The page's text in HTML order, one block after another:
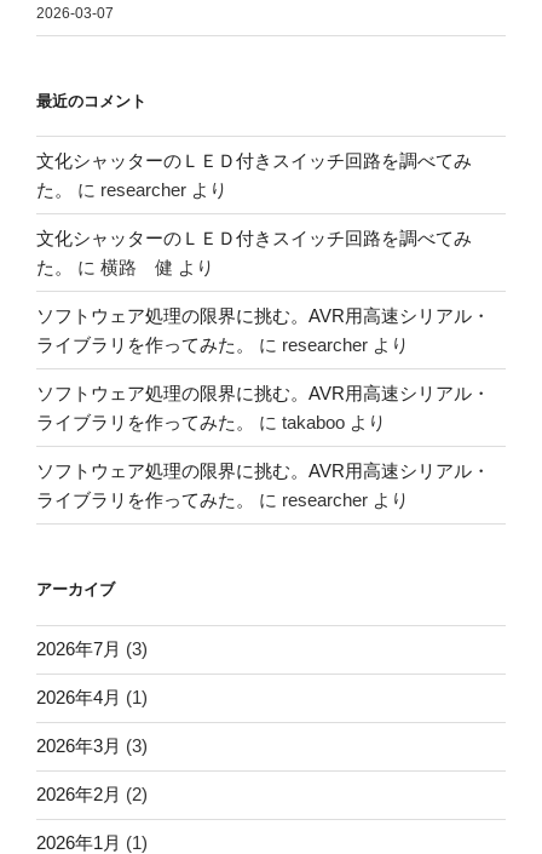
2026-03-07
最近のコメント
文化シャッターのＬＥＤ付きスイッチ回路を調べてみ
た。
に researcher より
文化シャッターのＬＥＤ付きスイッチ回路を調べてみ
た。
に 横路 健 より
ソフトウェア処理の限界に挑む。AVR用高速シリアル・
ライブラリを作ってみた。
に researcher より
ソフトウェア処理の限界に挑む。AVR用高速シリアル・
ライブラリを作ってみた。
に takaboo より
ソフトウェア処理の限界に挑む。AVR用高速シリアル・
ライブラリを作ってみた。
に researcher より
アーカイブ
2026年7月 (3)
2026年4月 (1)
2026年3月 (3)
2026年2月 (2)
2026年1月 (1)